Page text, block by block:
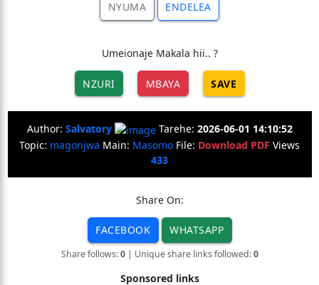
NYUMA ENDELEA
Umeionaje Makala hii.. ?
NZURI MBAYA SAVE
Author: Salvatory Tarehe: 2026-06-01 14:10:52
Topic: magonjwa Main: Masomo File: Download PDF Views
433
Share On:
FACEBOOK WHATSAPP
Share follows:0| Unique share links followed:0
Sponsored links